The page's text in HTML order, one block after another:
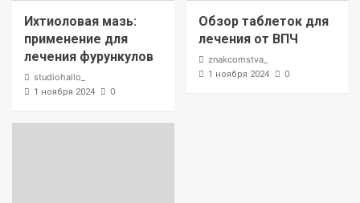
Ихтиоловая мазь:
применение для
лечения фурункулов
studiohallo_
1 ноября 2024 0
Обзор таблеток для
лечения от ВПЧ
znakcomstva_
1 ноября 2024 0